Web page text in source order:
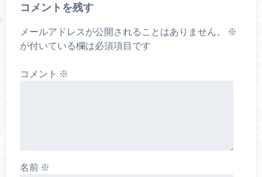
コメントを残す
メールアドレスが公開されることはありません。
※
が付いている欄は必須項目です
コメント ※
名前 ※